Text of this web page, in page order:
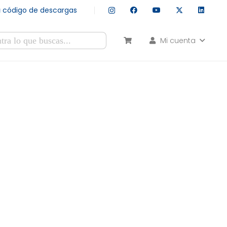
código de descargas
Mi cuenta